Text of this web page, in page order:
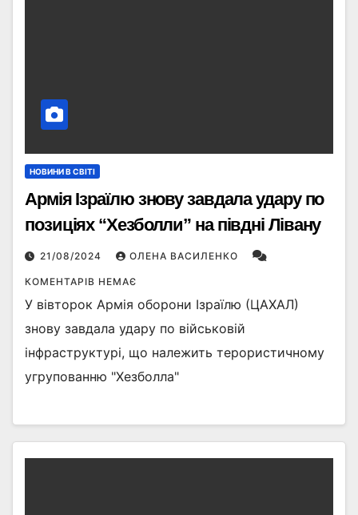
НОВИНИ В СВІТІ
Армія Ізраїлю знову завдала удару по
позиціях “Хезболли” на півдні Лівану
21/08/2024 ОЛЕНА ВАСИЛЕНКО
КОМЕНТАРІВ НЕМАЄ
У вівторок Армія оборони Ізраїлю (ЦАХАЛ)
знову завдала удару по військовій
інфраструктурі, що належить терористичному
угрупованню "Хезболла"